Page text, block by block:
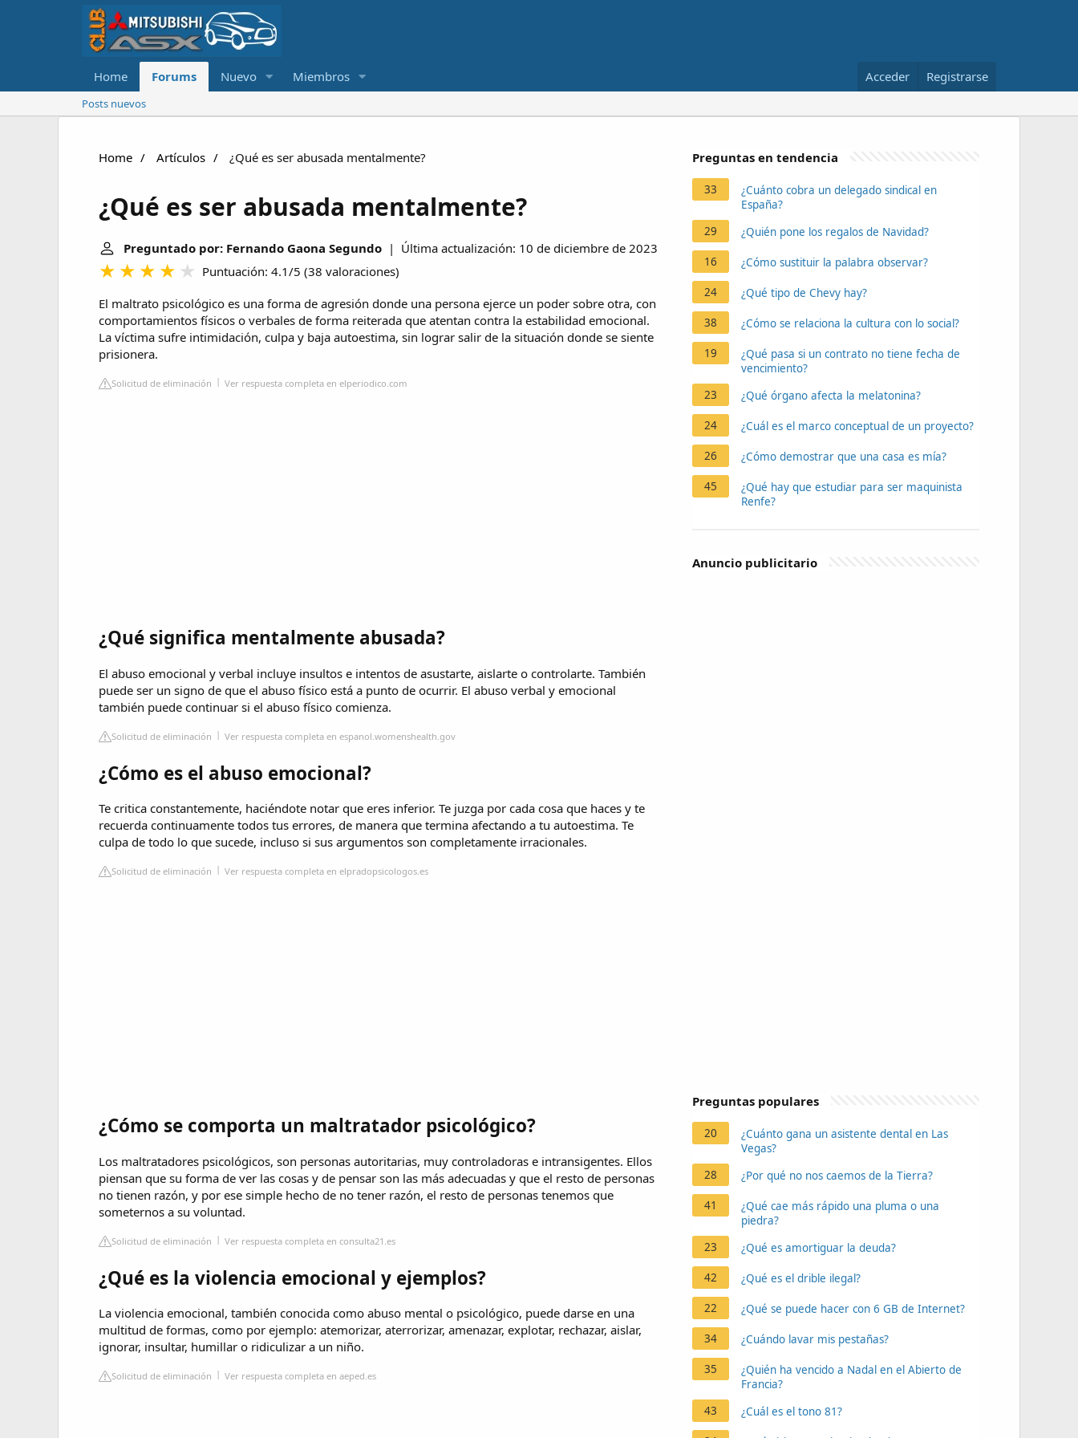
Home Forums Nuevo Miembros Acceder Registrarse
Posts nuevos
Home Artículos ¿Qué es ser abusada mentalmente?
¿Qué es ser abusada mentalmente?
Preguntado por: Fernando Gaona Segundo | Última actualización: 10 de diciembre de 2023
Puntuación: 4.1/5 (38 valoraciones)
El maltrato psicológico es una forma de agresión donde una persona ejerce un poder sobre otra, con
comportamientos físicos o verbales de forma reiterada que atentan contra la estabilidad emocional.
La víctima sufre intimidación, culpa y baja autoestima, sin lograr salir de la situación donde se siente
prisionera.
Solicitud de eliminación Ver respuesta completa en elperiodico.com
¿Qué significa mentalmente abusada?
El abuso emocional y verbal incluye insultos e intentos de asustarte, aislarte o controlarte. También
puede ser un signo de que el abuso físico está a punto de ocurrir. El abuso verbal y emocional
también puede continuar si el abuso físico comienza.
Solicitud de eliminación Ver respuesta completa en espanol.womenshealth.gov
¿Cómo es el abuso emocional?
Te critica constantemente, haciéndote notar que eres inferior. Te juzga por cada cosa que haces y te
recuerda continuamente todos tus errores, de manera que termina afectando a tu autoestima. Te
culpa de todo lo que sucede, incluso si sus argumentos son completamente irracionales.
Solicitud de eliminación Ver respuesta completa en elpradopsicologos.es
¿Cómo se comporta un maltratador psicológico?
Los maltratadores psicológicos, son personas autoritarias, muy controladoras e intransigentes. Ellos
piensan que su forma de ver las cosas y de pensar son las más adecuadas y que el resto de personas
no tienen razón, y por ese simple hecho de no tener razón, el resto de personas tenemos que
someternos a su voluntad.
Solicitud de eliminación Ver respuesta completa en consulta21.es
¿Qué es la violencia emocional y ejemplos?
La violencia emocional, también conocida como abuso mental o psicológico, puede darse en una
multitud de formas, como por ejemplo: atemorizar, aterrorizar, amenazar, explotar, rechazar, aislar,
ignorar, insultar, humillar o ridiculizar a un niño.
Solicitud de eliminación Ver respuesta completa en aeped.es
Preguntas en tendencia
33
¿Cuánto cobra un delegado sindical en
España?
29
¿Quién pone los regalos de Navidad?
16 ¿Cómo sustituir la palabra observar?
24 ¿Qué tipo de Chevy hay?
38 ¿Cómo se relaciona la cultura con lo social?
19
¿Qué pasa si un contrato no tiene fecha de
vencimiento?
23
¿Qué órgano afecta la melatonina?
24 ¿Cuál es el marco conceptual de un proyecto?
26 ¿Cómo demostrar que una casa es mía?
45
¿Qué hay que estudiar para ser maquinista
Renfe?
Anuncio publicitario
Preguntas populares
20
¿Cuánto gana un asistente dental en Las
Vegas?
28
¿Por qué no nos caemos de la Tierra?
41
¿Qué cae más rápido una pluma o una
piedra?
23
¿Qué es amortiguar la deuda?
42 ¿Qué es el drible ilegal?
22 ¿Qué se puede hacer con 6 GB de Internet?
34 ¿Cuándo lavar mis pestañas?
35
¿Quién ha vencido a Nadal en el Abierto de
Francia?
43
¿Cuál es el tono 81?